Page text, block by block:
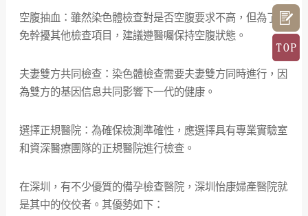
空腹抽血：雖然染色體檢查對是否空腹要求不高，但為了避
免幹擾其他檢查項目，建議遵醫囑保持空腹狀態。
夫妻雙方共同檢查：染色體檢查需要夫妻雙方同時進行，因
為雙方的基因信息共同影響下一代的健康。
選擇正規醫院：為確保檢測準確性，應選擇具有專業實驗室
和資深醫療團隊的正規醫院進行檢查。
在深圳，有不少優質的備孕檢查醫院，深圳怡康婦產醫院就
是其中的佼佼者。其優勢如下：